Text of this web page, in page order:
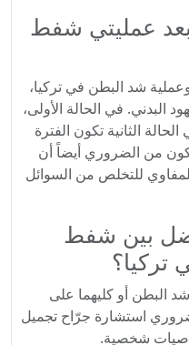
عمليتي شفط
شد البطن في تركيا،
البدني. في الحالة الأولى،
بينما في الحالة الثانية تكون الفترة
45 يوماً. سيكون من الضروري أيضاً أن
للتخلص من السوائل
بين شفط
تركيا؟
البطن أو كليهما على
استشارة جرّاح تجميل
شخصية.